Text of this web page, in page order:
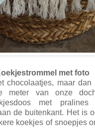
met foto
chocolaatjes, maar dan
meter van onze
met
de buitenkant. Het is
koekjes of snoepjes